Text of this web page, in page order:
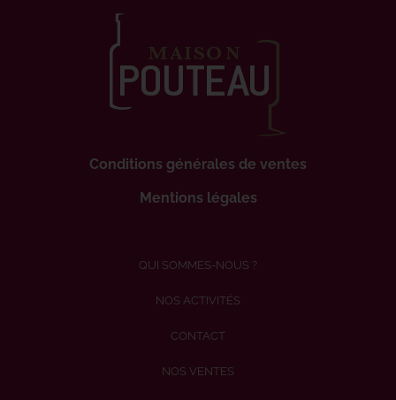
Conditions générales de ventes
Mentions légales
QUI SOMMES-NOUS ?
NOS ACTIVITÉS
CONTACT
NOS VENTES